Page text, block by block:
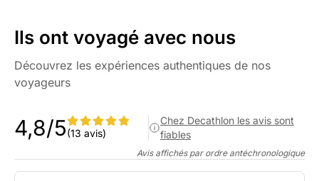
Ils ont voyagé avec nous
Découvrez les expériences authentiques de nos
voyageurs
4,8/5(13 avis)
Chez Decathlon les avis sont
fiables
Avis affichés par ordre antéchronologique